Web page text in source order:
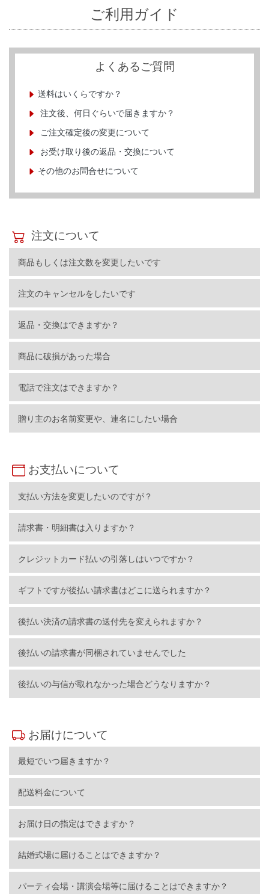
ご利用ガイド
よくあるご質問
送料はいくらですか？
注文後、何日ぐらいで届きますか？
ご注文確定後の変更について
お受け取り後の返品・交換について
その他のお問合せについて
注文について
商品もしくは注文数を変更したいです
注文のキャンセルをしたいです
返品・交換はできますか？
商品に破損があった場合
電話で注文はできますか？
贈り主のお名前変更や、連名にしたい場合
お支払いについて
支払い方法を変更したいのですが？
請求書・明細書は入りますか？
クレジットカード払いの引落しはいつですか？
ギフトですが後払い請求書はどこに送られますか？
後払い決済の請求書の送付先を変えられますか？
後払いの請求書が同梱されていませんでした
後払いの与信が取れなかった場合どうなりますか？
お届けについて
最短でいつ届きますか？
配送料金について
お届け日の指定はできますか？
結婚式場に届けることはできますか？
パーティ会場・講演会場等に届けることはできますか？